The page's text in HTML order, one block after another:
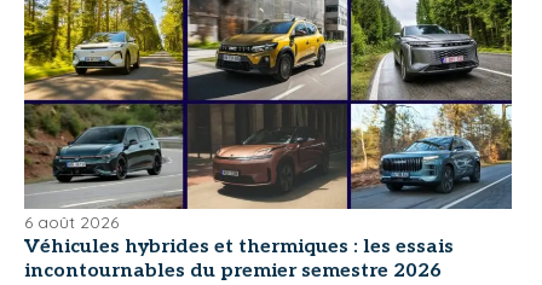
6 août 2026
Véhicules hybrides et thermiques : les essais
incontournables du premier semestre 2026